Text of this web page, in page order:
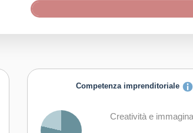
Competenza imprenditoriale
Creatività e